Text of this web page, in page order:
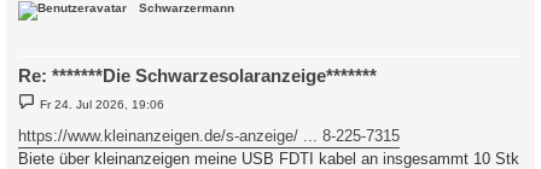
Schwarzermann
Re: *******Die Schwarzesolaranzeige*******
B
e
t
r
Fr 24. Jul 2026, 19:06
https://www.kleinanzeigen.de/s-anzeige/ ... 8-225-7315
Biete über kleinanzeigen meine USB FDTI kabel an insgesammt 10 Stk